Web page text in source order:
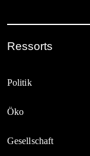
Ressorts
Politik
Öko
Gesellschaft